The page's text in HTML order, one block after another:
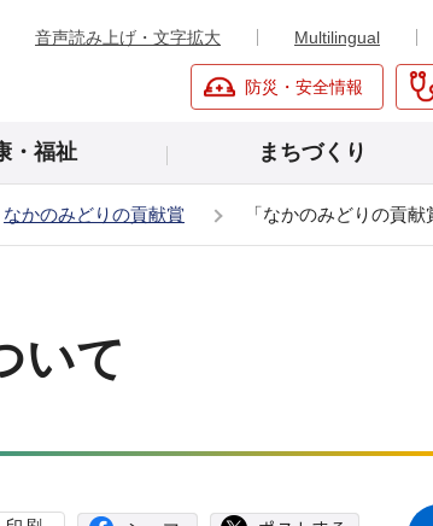
音声読み上げ・文字拡大 Multilingual
防災・安全情報
・福祉 まちづくり
なかのみどりの貢献賞 「なかのみどりの貢
いて